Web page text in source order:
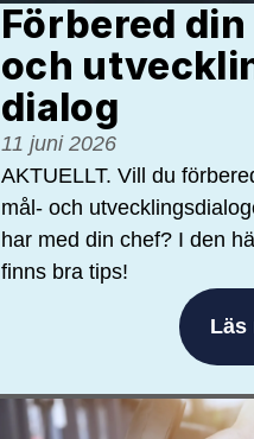
Förbered
och
dialog
11 juni 2026
AKTUELLT. Vill du
mål- och
har med din chef? I den
finns bra tips!
Läs